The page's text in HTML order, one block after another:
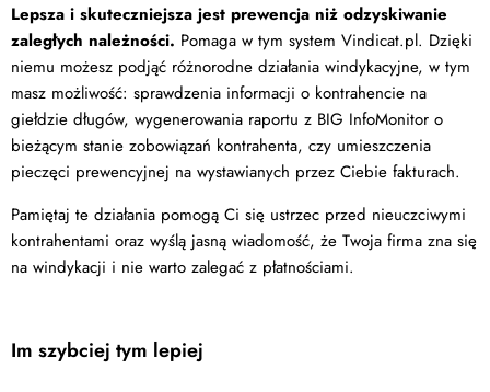
Lepsza i skuteczniejsza jest prewencja niż odzyskiwanie
zaległych należności. Pomaga w tym system Vindicat.pl. Dzięki
niemu możesz podjąć różnorodne działania windykacyjne, w tym
masz możliwość: sprawdzenia informacji o kontrahencie na
giełdzie długów, wygenerowania raportu z BIG InfoMonitor o
bieżącym stanie zobowiązań kontrahenta, czy umieszczenia
pieczęci prewencyjnej na wystawianych przez Ciebie fakturach.
Pamiętaj te działania pomogą Ci się ustrzec przed nieuczciwymi
kontrahentami oraz wyślą jasną wiadomość, że Twoja firma zna się
na windykacji i nie warto zalegać z płatnościami.
Im szybciej tym lepiej